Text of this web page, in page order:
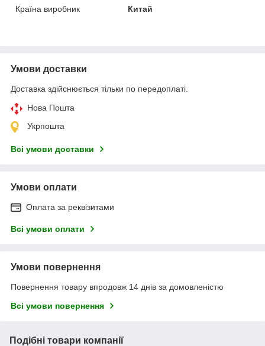
Країна виробник
Китай
Умови доставки
Доставка здійснюється тільки по передоплаті.
Нова Пошта
Укрпошта
Всі умови доставки
Умови оплати
Оплата за реквізитами
Всі умови оплати
Умови повернення
Повернення товару впродовж 14 днів за домовленістю
Всі умови повернення
Подібні товари компанії